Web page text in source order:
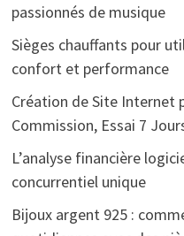
passionnés de musique
Sièges chauffants pour
confort et performance
Création de Site Internet
Commission, Essai 7
L’analyse financière
concurrentiel unique
Bijoux argent 925 :